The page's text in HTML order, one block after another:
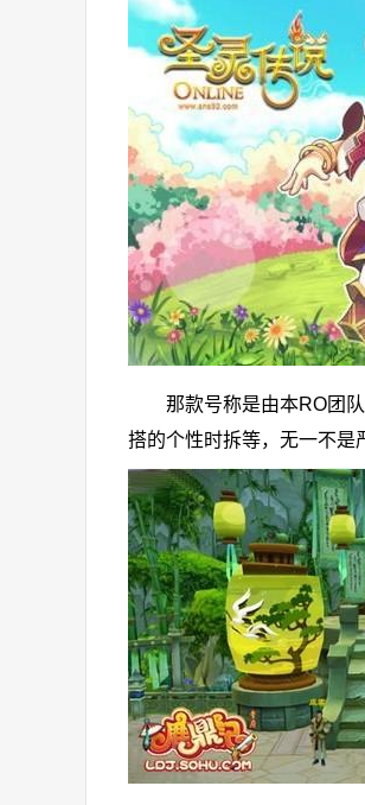
那款号称是由本RO团队
搭的个性时拆等，无一不是